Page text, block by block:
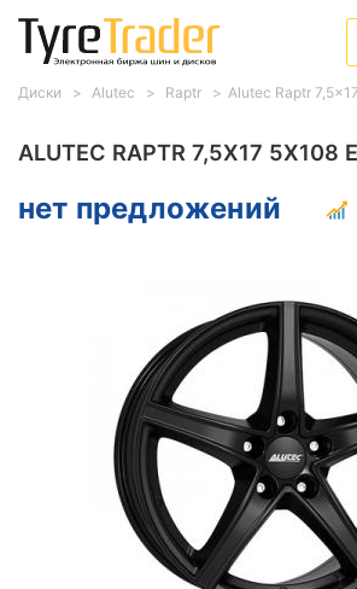
ALUTEC RAPTR 7,5X17 5X108
нет предложений
Диски Alutec Raptr Alutec Raptr